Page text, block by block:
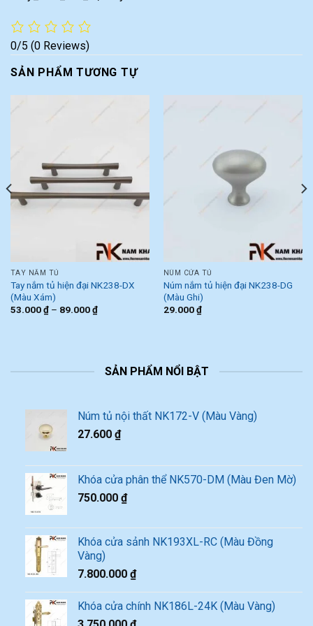
0/5 (0 Reviews)
SẢN PHẨM TƯƠNG TỰ
TAY NẮM TỦ
Tay nắm tủ hiện đại NK238-DX
(Màu Xám)
53.000₫– 89.000₫
NÚM CỬA TỦ
Núm nắm tủ hiện đại NK238-DG
(Màu Ghi)
29.000₫
SẢN PHẨM NỔI BẬT
Núm tủ nội thất NK172-V (Màu Vàng)
27.600 ₫
Khóa cửa phân thể NK570-DM (Màu Đen Mờ)
750.000 ₫
Khóa cửa sảnh NK193XL-RC (Màu Đồng
Vàng)
7.800.000 ₫
Khóa cửa chính NK186L-24K (Màu Vàng)